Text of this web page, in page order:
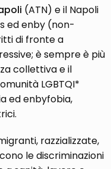
(ATN) e il Napoli
ed enby (non-
di fronte a
è sempre è più
collettiva e il
LGBTQI*
ed enbyfobia,
razzializzate,
le discriminazioni